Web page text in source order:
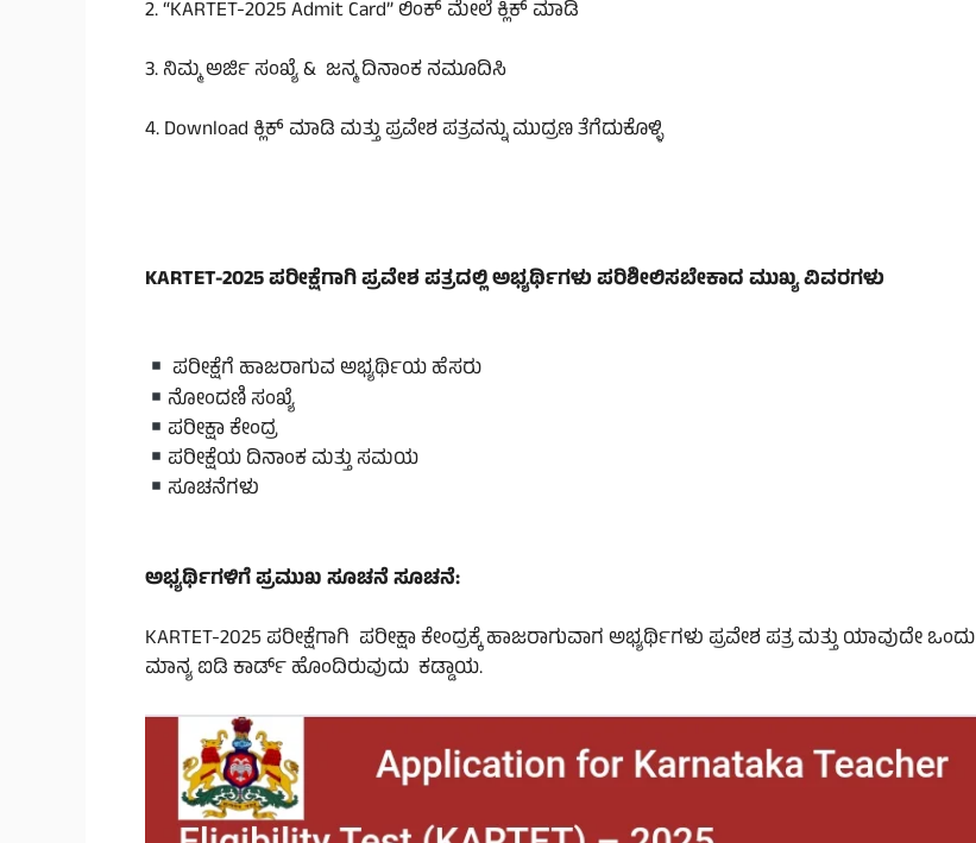
2. “KARTET-2025 Admit Card” ಲಿಂಕ್ ಮೇಲೆ ಕ್ಲಿಕ್ ಮಾಡಿ
3. ನಿಮ್ಮ ಅರ್ಜಿ ಸಂಖ್ಯೆ & ಜನ್ಮ ದಿನಾಂಕ ನಮೂದಿಸಿ
4. Download ಕ್ಲಿಕ್ ಮಾಡಿ ಮತ್ತು ಪ್ರವೇಶ ಪತ್ರವನ್ನು ಮುದ್ರಣ ತೆಗೆದುಕೊಳ್ಳಿ
KARTET-2025 ಪರೀಕ್ಷೆಗಾಗಿ ಪ್ರವೇಶ ಪತ್ರದಲ್ಲಿ ಅಭ್ಯರ್ಥಿಗಳು ಪರಿಶೀಲಿಸಬೇಕಾದ ಮುಖ್ಯ ವಿವರಗಳು
ಪರೀಕ್ಷೆಗೆ ಹಾಜರಾಗುವ ಅಭ್ಯರ್ಥಿಯ ಹೆಸರು
ನೋಂದಣಿ ಸಂಖ್ಯೆ
ಪರೀಕ್ಷಾ ಕೇಂದ್ರ
ಪರೀಕ್ಷೆಯ ದಿನಾಂಕ ಮತ್ತು ಸಮಯ
ಸೂಚನೆಗಳು
ಅಭ್ಯರ್ಥಿಗಳಿಗೆ ಪ್ರಮುಖ ಸೂಚನೆ ಸೂಚನೆ:
KARTET-2025 ಪರೀಕ್ಷೆಗಾಗಿ ಪರೀಕ್ಷಾ ಕೇಂದ್ರಕ್ಕೆ ಹಾಜರಾಗುವಾಗ ಅಭ್ಯರ್ಥಿಗಳು ಪ್ರವೇಶ ಪತ್ರ ಮತ್ತು ಯಾವುದೇ ಒಂದು
ಮಾನ್ಯ ಐಡಿ ಕಾರ್ಡ್ ಹೊಂದಿರುವುದು ಕಡ್ಡಾಯ.